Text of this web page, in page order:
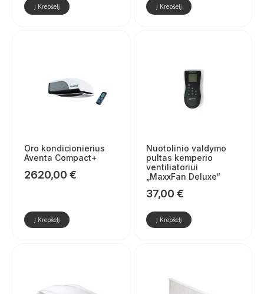
Į Krepšelį Į Krepšelį
Oro kondicionierius
Aventa Compact+
2620,00 €
Į Krepšelį
Nuotolinio valdymo
pultas kemperio
ventiliatoriui
„MaxxFan Deluxe“
37,00 €
Į Krepšelį